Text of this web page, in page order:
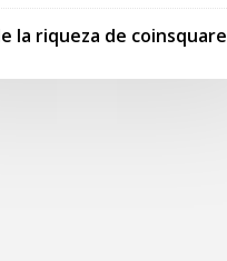
la riqueza de coinsquare